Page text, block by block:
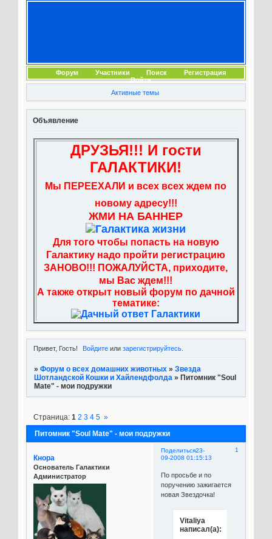
Форум Участники Поиск
Регистрация
Войти
Активные темы
Объявление
ДРУЗЬЯ!!! И гости
ГАЛАКТИКИ!
Мы ПЕРЕЕХАЛИ и всех всех ждем по
новому адресу!!!
ЖМИ НА БАННЕР
Для того чтобы попасть на новую
Галактику надо пройти регистрацию
ЗАНОВО!!! ПОЖАЛУЙСТА, приходите,
мы Вас ждем!!!
А также открыт новый форум по дачной
тематике:
Привет, Гость! Войдите илизарегистрируйтесь
» Форум о всех домашних животных » Звезда
Шотландской Кошки и Хайлендфолда » Питомник "Soul
Mate" - мои подружки
Питомник "Soul Mate" - мои подружки
Страница: 1 2 3 4 5 »
Поделиться 1
23-
09-2008 01:15:13
Кнора
Основатель Галактики
Администратор
По просьбе и по
поручению зажигается
новая Звездочка!
Vitaliya
написал(а):